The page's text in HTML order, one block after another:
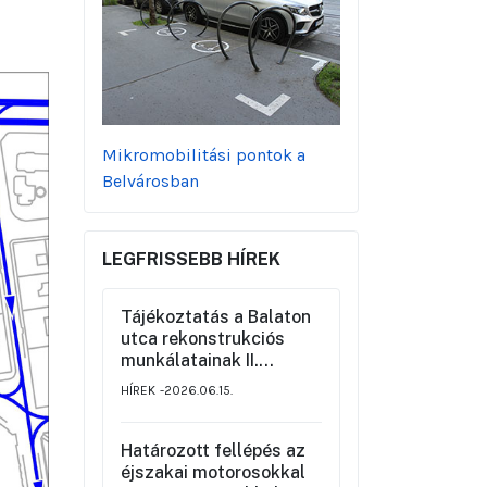
Mikromobilitási pontok a
Belvárosban
LEGFRISSEBB HÍREK
Tájékoztatás a Balaton
utca rekonstrukciós
munkálatainak II.
üteméről a Szemere
valamint a környék
ideiglenes forgalmi
HÍREK 2026.06.15.
Határozott fellépés az
éjszakai motorosokkal